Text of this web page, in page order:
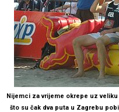
Nijemci za vrijeme okrepe uz
što su čak dva puta u Zagrebu